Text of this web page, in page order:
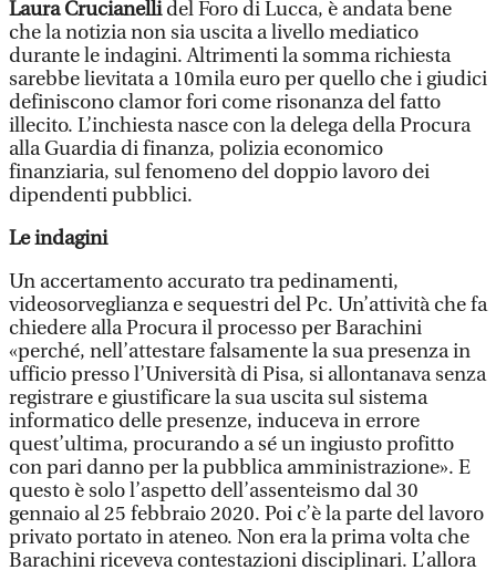
Laura Crucianellidel Foro di Lucca, è andata bene
che la notizia non sia uscita a livello mediatico
durante le indagini. Altrimenti la somma richiesta
sarebbe lievitata a 10mila euro per quello che i giudici
definiscono clamor fori come risonanza del fatto
illecito. L’inchiesta nasce con la delega della Procura
alla Guardia di finanza, polizia economico
finanziaria, sul fenomeno del doppio lavoro dei
dipendenti pubblici.
Le indagini
Un accertamento accurato tra pedinamenti,
videosorveglianza e sequestri del Pc. Un’attività che fa
chiedere alla Procura il processo per Barachini
«perché, nell’attestare falsamente la sua presenza in
ufficio presso l’Università di Pisa, si allontanava senza
registrare e giustificare la sua uscita sul sistema
informatico delle presenze, induceva in errore
quest’ultima, procurando a sé un ingiusto profitto
con pari danno per la pubblica amministrazione». E
questo è solo l’aspetto dell’assenteismo dal 30
gennaio al 25 febbraio 2020. Poi c’è la parte del lavoro
privato portato in ateneo. Non era la prima volta che
Barachini riceveva contestazioni disciplinari. L’allora